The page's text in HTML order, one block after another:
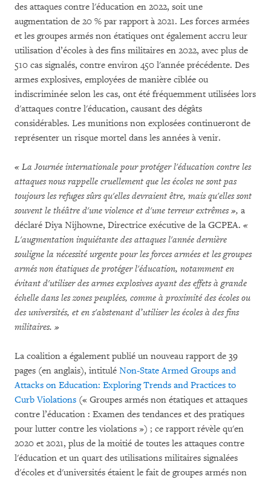
des attaques contre l'éducation en 2022, soit une
augmentation de 20 % par rapport à 2021. Les forces armées
et les groupes armés non étatiques ont également accru leur
utilisation d’écoles à des fins militaires en 2022, avec plus de
510 cas signalés, contre environ 450 l'année précédente. Des
armes explosives, employées de manière ciblée ou
indiscriminée selon les cas, ont été fréquemment utilisées lors
d'attaques contre l'éducation, causant des dégâts
considérables. Les munitions non explosées continueront de
représenter un risque mortel dans les années à venir.
« La Journée internationale pour protéger l'éducation contre les
attaques nous rappelle cruellement que les écoles ne sont pas
toujours les refuges sûrs qu'elles devraient être, mais qu'elles sont
souvent le théâtre d'une violence et d'une terreur extrêmes », a
déclaré Diya Nijhowne, Directrice exécutive de la GCPEA. «
L'augmentation inquiétante des attaques l'année dernière
souligne la nécessité urgente pour les forces armées et les groupes
armés non étatiques de protéger l'éducation, notamment en
évitant d'utiliser des armes explosives ayant des effets à grande
échelle dans les zones peuplées, comme à proximité des écoles ou
des universités, et en s'abstenant d’utiliser les écoles à des fins
militaires. »
La coalition a également publié un nouveau rapport de 39
pages (en anglais), intitulé Non-State Armed Groups and
Attacks on Education: Exploring Trends and Practices to
Curb Violations (« Groupes armés non étatiques et attaques
contre l’éducation : Examen des tendances et des pratiques
pour lutter contre les violations ») ; ce rapport révèle qu'en
2020 et 2021, plus de la moitié de toutes les attaques contre
l'éducation et un quart des utilisations militaires signalées
d'écoles et d'universités étaient le fait de groupes armés non